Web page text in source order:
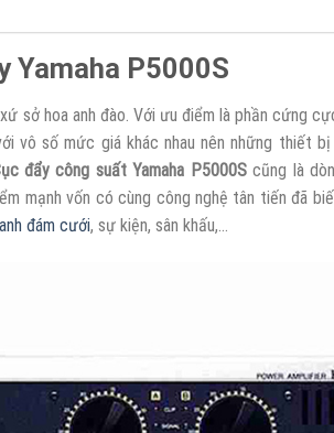
Yamaha P5000S
sở hoa anh đào. Với ưu điểm là phần cứng
số mức giá khác nhau nên những thiết bị
đẩy công suất Yamaha P5000Scũng là
mạnh vốn có cùng công nghệ tân tiến đã
đám cưới, sự kiện, sân khấu,…